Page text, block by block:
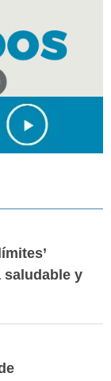
saludable y